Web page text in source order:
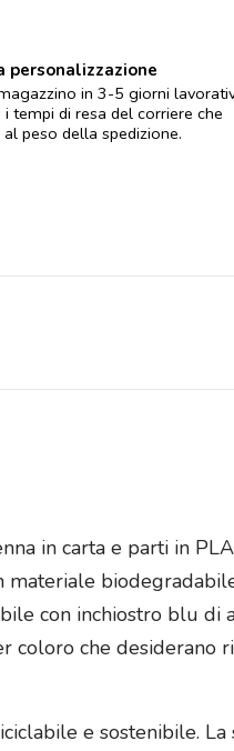
personalizzazione
in 3-5 giorni
tempi di resa del corriere che
peso della spedizione.
in carta e parti in
con inchiostro blu
che desiderano
e sostenibile.